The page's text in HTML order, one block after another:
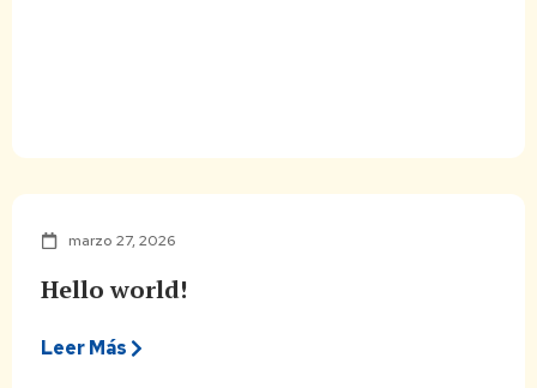
marzo 27, 2026
Hello world!
Leer Más